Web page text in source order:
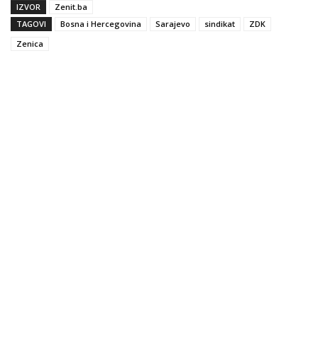
IZVOR
Zenit.ba
TAGOVI
Bosna i Hercegovina Sarajevo sindikat
ZDK
Zenica